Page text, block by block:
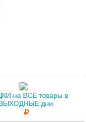
на ВСЕ товары в
дни